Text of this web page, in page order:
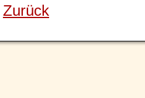
Zurück